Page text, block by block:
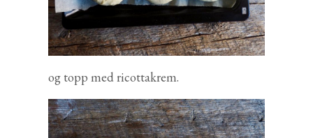
og topp med ricottakrem.